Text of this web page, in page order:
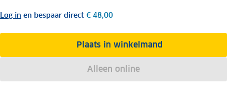
Log in en bespaar direct € 48,00
Plaats in winkelmand
Alleen online